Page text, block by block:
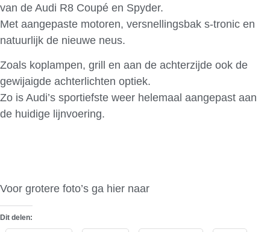
van de Audi R8 Coupé en Spyder.
Met aangepaste motoren, versnellingsbak s-tronic en
natuurlijk de nieuwe neus.
Zoals koplampen, grill en aan de achterzijde ook de
gewijaigde achterlichten optiek.
Zo is Audi’s sportiefste weer helemaal aangepast aan
de huidige lijnvoering.
Voor grotere foto’s ga hier naar
Dit delen: